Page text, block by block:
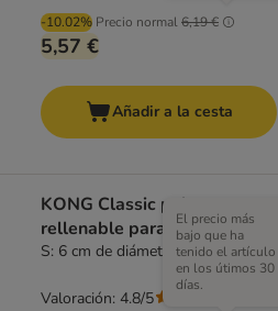
-10.02% Precio normal6,19 €
5,57 €
Añadir a la cesta
KONG Classic pelota
rellenable para perros
S: 6 cm de diámetro
El precio más
bajo que ha
tenido el artículo
en los útimos 30
días.
Valoración: 4.8/5